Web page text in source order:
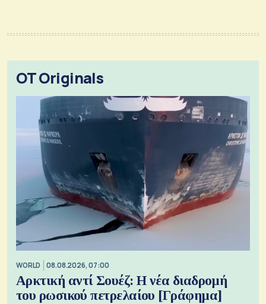
OT Originals
WORLD 08.08.2026, 07:00
Αρκτική αντί Σουέζ: Η νέα διαδρομή
του ρωσικού πετρελαίου [Γράφημα]